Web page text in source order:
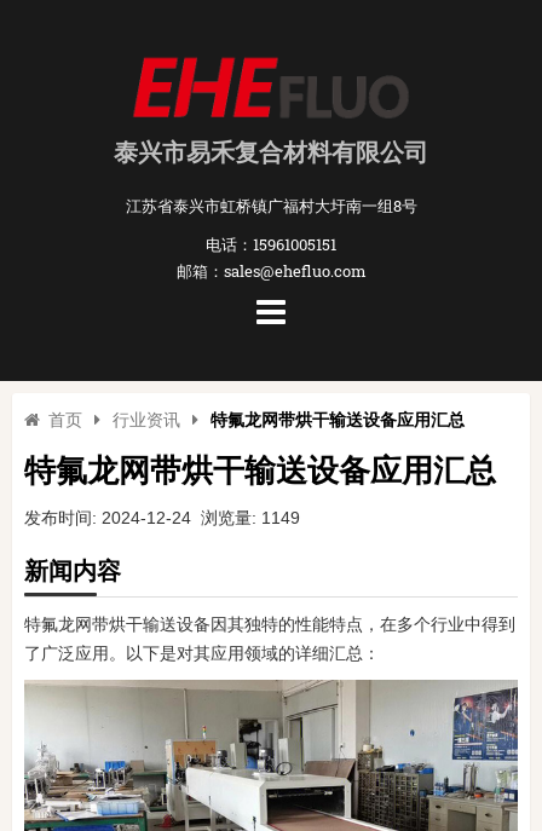
泰兴市易禾复合材料有限公司
江苏省泰兴市虹桥镇广福村大圩南一组8号
电话：15961005151
邮箱：sales@ehefluo.com
首页 行业资讯 特氟龙网带烘干输送设备应用汇总
特氟龙网带烘干输送设备应用汇总
发布时间: 2024-12-24 浏览量: 1149
新闻内容
特氟龙网带烘干输送设备因其独特的性能特点，在多个行业中得到
了广泛应用。以下是对其应用领域的详细汇总：